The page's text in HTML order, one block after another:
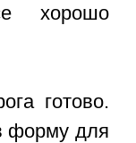
хорошо
готово.
форму для